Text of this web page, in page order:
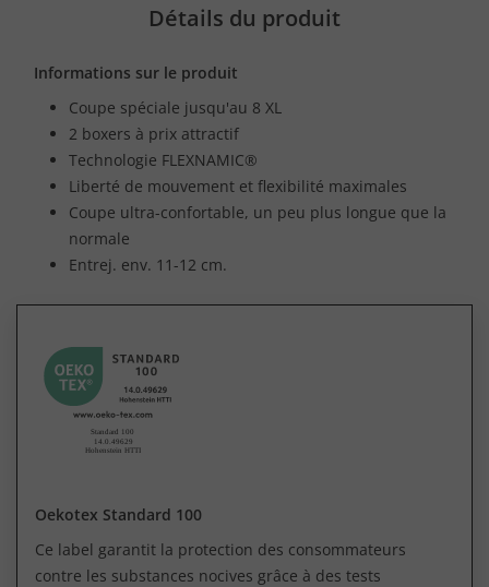
Détails du produit
Informations sur le produit
Coupe spéciale jusqu'au 8 XL
2 boxers à prix attractif
Technologie FLEXNAMIC®
Liberté de mouvement et flexibilité maximales
Coupe ultra-confortable, un peu plus longue que la
normale
Entrej. env. 11-12 cm.
Oekotex Standard 100
Ce label garantit la protection des consommateurs
contre les substances nocives grâce à des tests